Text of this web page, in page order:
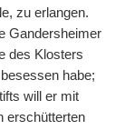
zu erlangen.
Gandersheimer
des Klosters
habe;
will er mit
erschütterten